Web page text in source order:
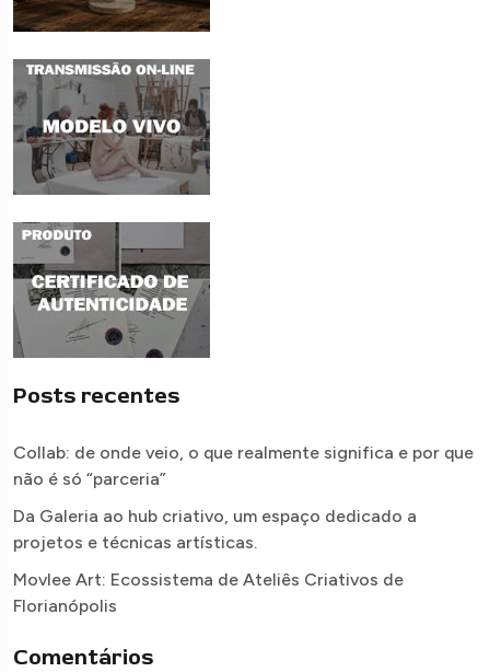
Posts recentes
Collab: de onde veio, o que realmente significa e por que
não é só “parceria”
Da Galeria ao hub criativo, um espaço dedicado a
projetos e técnicas artísticas.
Movlee Art: Ecossistema de Ateliês Criativos de
Florianópolis
Comentários